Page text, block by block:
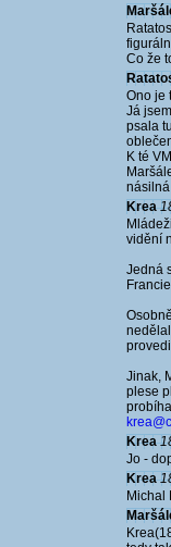
Co že
Ono je
Já
psala
K té
Krea
vidění
Jedná
Jinak,
plese
Krea
Jo -
Krea
Michal